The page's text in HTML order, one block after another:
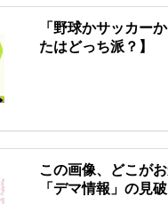
「野球かサッカー
たはどっち派？】
この画像、どこが
「デマ情報」の見